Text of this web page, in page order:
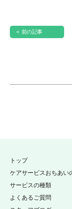
< 前の記事
トップ
ケアサービスおちあい
サービスの種類
よくあるご質問